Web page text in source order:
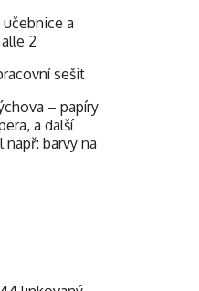
a
2
sešit
– papíry
a další
barvy na